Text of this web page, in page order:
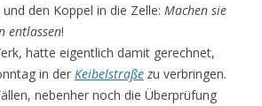
den Koppel in die Zelle: Machen sie
entlassen!
hatte eigentlich damit gerechnet,
in der Keibelstraße zu verbringen.
nebenher noch die Überprüfung